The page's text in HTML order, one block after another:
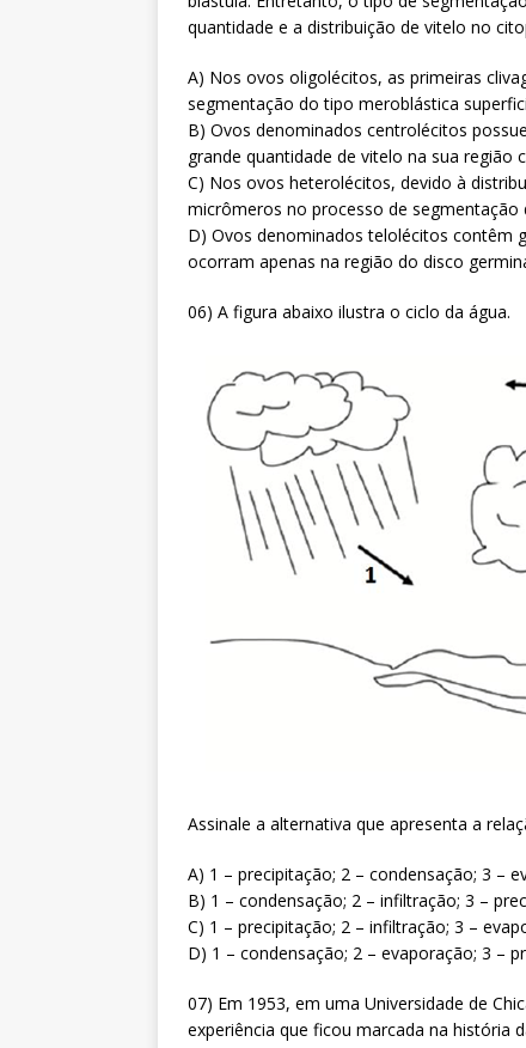
quantidade e a distribuição de vitelo no
A) Nos ovos oligolécitos, as primeiras
segmentação do tipo meroblástica
B) Ovos denominados centrolécitos
grande quantidade de vitelo na sua região
C) Nos ovos heterolécitos, devido à
micrômeros no processo de
D) Ovos denominados telolécitos contêm
ocorram apenas na região do disco
06) A figura abaixo ilustra o ciclo da água.
Assinale a alternativa que apresenta a
A) 1 – precipitação; 2 – condensação; 3 –
B) 1 – condensação; 2 – infiltração; 3 –
C) 1 – precipitação; 2 – infiltração; 3 –
D) 1 – condensação; 2 – evaporação; 3 –
07) Em 1953, em uma Universidade de
experiência que ficou marcada na história